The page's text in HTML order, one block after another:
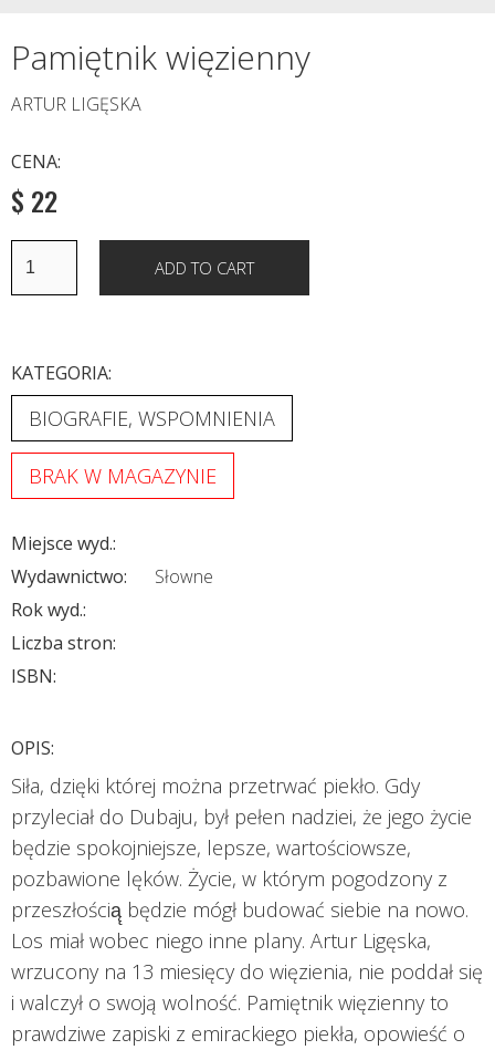
Pamiętnik więzienny
ARTUR LIGĘSKA
CENA:
$ 22
KATEGORIA:
BIOGRAFIE, WSPOMNIENIA
BRAK W MAGAZYNIE
Miejsce wyd.:
Wydawnictwo:
Słowne
Rok wyd.:
Liczba stron:
ISBN:
OPIS:
Siła, dzięki której można przetrwać piekło. Gdy
przyleciał do Dubaju, był pełen nadziei, że jego życie
będzie spokojniejsze, lepsze, wartościowsze,
pozbawione lęków. Życie, w którym pogodzony z
przeszłością̨ będzie mógł budować siebie na nowo.
Los miał wobec niego inne plany. Artur Ligęska,
wrzucony na 13 miesięcy do więzienia, nie poddał się
i walczył o swoją wolność. Pamiętnik więzienny to
prawdziwe zapiski z emirackiego piekła, opowieść o